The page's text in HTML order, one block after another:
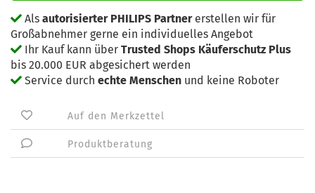
Als autorisierter PHILIPS Partnererstellen wir für
Großabnehmer gerne ein individuelles Angebot
Ihr Kauf kann über Trusted Shops Käuferschutz Plus
bis 20.000 EUR abgesichert werden
Service durch echte Menschen und keine Roboter
Auf den Merkzettel
Produktberatung